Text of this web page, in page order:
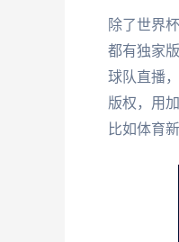
除了世界
都有独家
球队直播
版权，用
比如体育